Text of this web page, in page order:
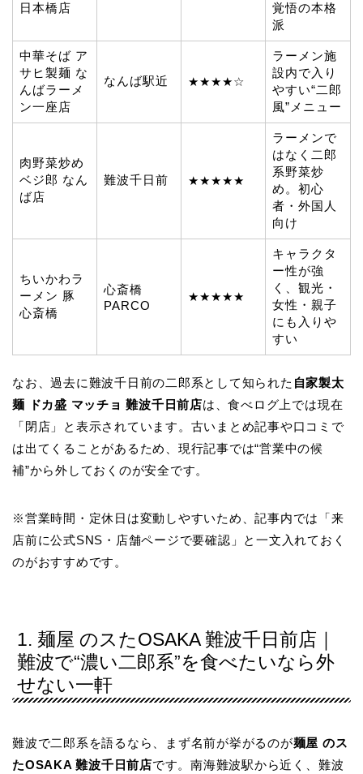
日本橋店
覚悟の本格
派
中華そば ア
サヒ製麺 な
んばラーメ
ン一座店
なんば駅近 ★★★★☆
ラーメン施
設内で入り
やすい“二郎
風”メニュー
肉野菜炒め
ベジ郎 なん
ば店
難波千日前 ★★★★★
ラーメンで
はなく二郎
系野菜炒
め。初心
者・外国人
向け
ちいかわラ
ーメン 豚
心斎橋
心斎橋
PARCO
★★★★★
キャラクタ
ー性が強
く、観光・
女性・親子
にも入りや
すい
なお、過去に難波千日前の二郎系として知られた 自家製太
麺 ドカ盛 マッチョ 難波千日前店は、食べログ上では現在
「閉店」と表示されています。古いまとめ記事や口コミで
は出てくることがあるため、現行記事では“営業中の候
補”から外しておくのが安全です。
※営業時間・定休日は変動しやすいため、記事内では「来
店前に公式SNS・店舗ページで要確認」と一文入れておく
のがおすすめです。
1. 麺屋 のスたOSAKA 難波千日前店｜
難波で“濃い二郎系”を食べたいなら外
せない一軒
難波で二郎系を語るなら、まず名前が挙がるのが麺屋 のス
たOSAKA 難波千日前店です。南海難波駅から近く、難波